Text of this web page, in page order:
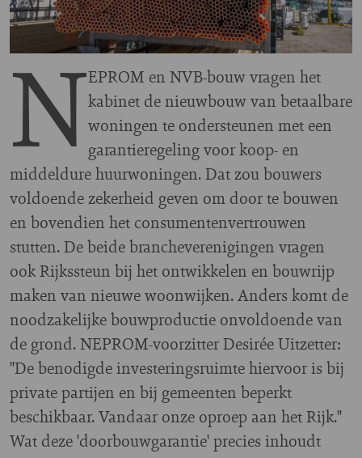
NEPROM en NVB-bouw vragen het
kabinet de nieuwbouw van betaalbare
woningen te ondersteunen met een
garantieregeling voor koop- en
middeldure huurwoningen. Dat zou bouwers
voldoende zekerheid geven om door te bouwen
en bovendien het consumentenvertrouwen
stutten. De beide brancheverenigingen vragen
ook Rijkssteun bij het ontwikkelen en bouwrijp
maken van nieuwe woonwijken. Anders komt de
noodzakelijke bouwproductie onvoldoende van
de grond. NEPROM-voorzitter Desirée Uitzetter:
"De benodigde investeringsruimte hiervoor is bij
private partijen en bij gemeenten beperkt
beschikbaar. Vandaar onze oproep aan het Rijk."
Wat deze 'doorbouwgarantie' precies inhoudt